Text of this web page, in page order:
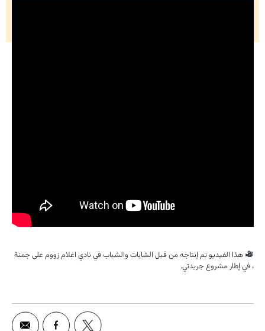
هذا الفيديو تم إنتاجه من قبل الشابات والشباب في نادي اعلام زووم على جمنة
، في إطار مشروع جريدتي.